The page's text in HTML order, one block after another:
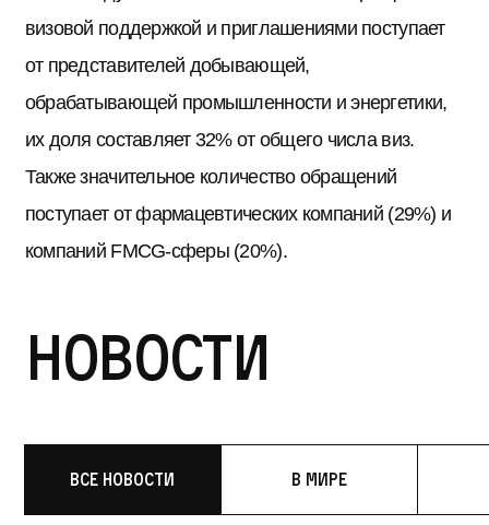
визовой поддержкой и приглашениями поступает
от представителей добывающей,
обрабатывающей промышленности и энергетики,
их доля составляет 32% от общего числа виз.
Также значительное количество обращений
поступает от фармацевтических компаний (29%) и
компаний FMCG-сферы (20%).
Новости
Все новости В мире